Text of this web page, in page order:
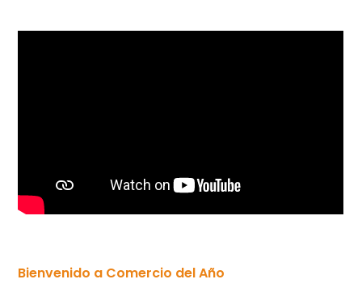
Bienvenido a Comercio del Año